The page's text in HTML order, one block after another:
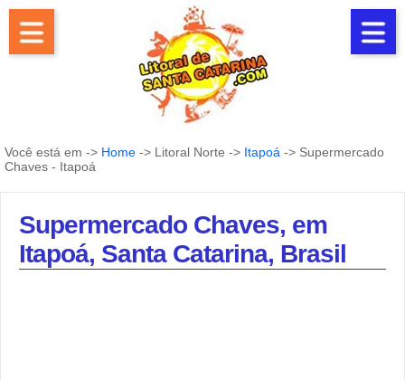
Você está em -> Home -> Litoral Norte -> Itapoá -> Supermercado
Chaves - Itapoá
Supermercado Chaves, em
Itapoá, Santa Catarina, Brasil